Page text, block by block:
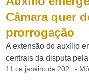
Câmara quer
prorrogação
A extensão do auxílio
centrais da disputa
11 de janeiro de 2021 -